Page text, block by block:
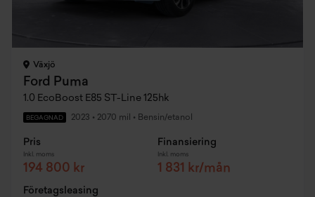
Växjö
Ford Puma
1.0 EcoBoost E85 ST-Line 125hk
BEGAGNAD 2023 • 2070 mil • Bensin/etanol
Pris
Inkl. moms
194 800 kr
Finansiering
Inkl. moms
1 831 kr/mån
Företagsleasing